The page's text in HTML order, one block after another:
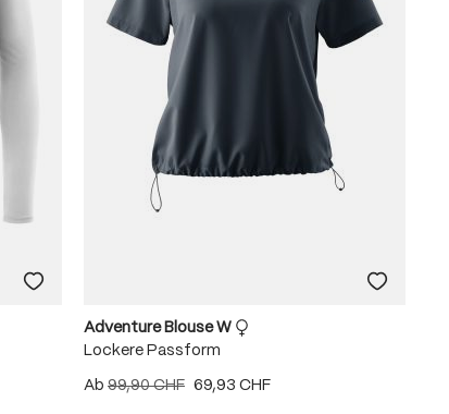
Adventure Blouse W
Lockere Passform
Ab 99,90 CHF 69,93 CHF